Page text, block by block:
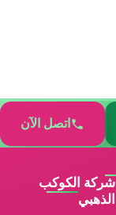
اتصل الآن
شركة الكوكب
الذهبي